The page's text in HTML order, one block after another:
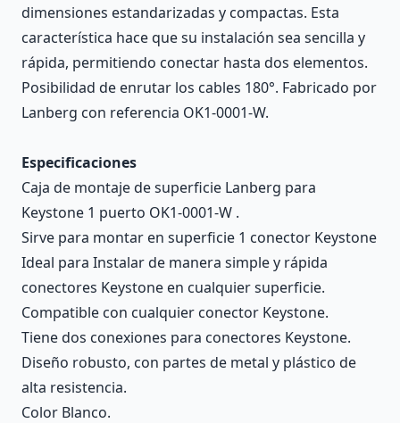
dimensiones estandarizadas y compactas. Esta
característica hace que su instalación sea sencilla y
rápida, permitiendo conectar hasta dos elementos.
Posibilidad de enrutar los cables 180°. Fabricado por
Lanberg con referencia OK1-0001-W.
Especificaciones
Caja de montaje de superficie Lanberg para
Keystone 1 puerto OK1-0001-W .
Sirve para montar en superficie 1 conector Keystone
Ideal para Instalar de manera simple y rápida
conectores Keystone en cualquier superficie.
Compatible con cualquier conector Keystone.
Tiene dos conexiones para conectores Keystone.
Diseño robusto, con partes de metal y plástico de
alta resistencia.
Color Blanco.